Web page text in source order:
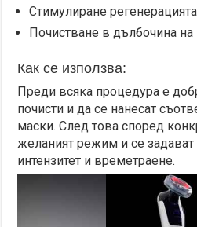
Стимулиране
Почистване в дълбочина на
Как се използва:
Преди всяка процедура е
почисти и да се нанесат
маски. След това според
желаният режим и се задават
интензитет и времетраене.